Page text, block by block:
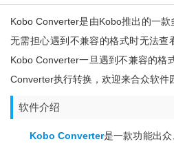
Kobo Converter是由kobo推出的一
无需担心遇到不兼容的格式时无法查
Kobo Converter一旦遇到不兼容的格
Converter执行转换，欢迎来合众软件
软件介绍
Kobo Converter是一款功能出